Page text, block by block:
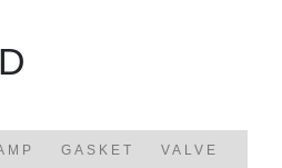
GASKET VALVE